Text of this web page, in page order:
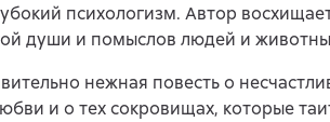
психологизм. Автор
души и помыслов людей и
нежная повесть о
и о тех сокровищах, которые